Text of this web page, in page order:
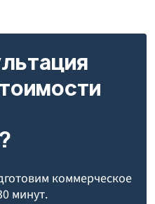
коммерческое
минут.